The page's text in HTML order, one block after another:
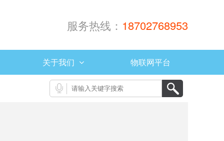
服务热线： 18702768953
关于我们 物联网平台